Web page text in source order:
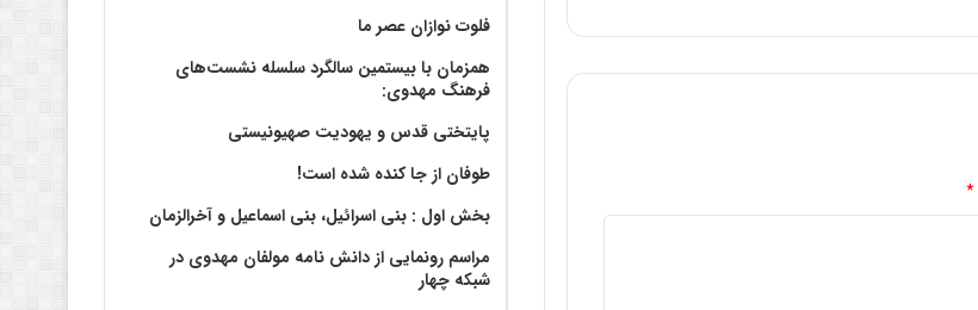
*
فلوت نوازان عصر ما
همزمان با بیستمین سالگرد سلسله نشست‌های
فرهنگ مهدوی:‌
پایتختی قدس و یهودیت صهیونیستی
طوفان از جا کنده شده است!
بخش اول : بنی اسرائیل، بنی اسماعیل و آخرالزمان
مراسم رونمایی از دانش نامه مولفان مهدوی در
شبکه چهار